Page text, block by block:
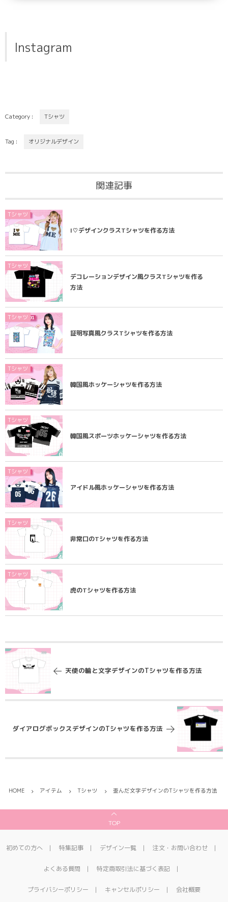
Instagram
Category : Tシャツ
Tag : オリジナルデザイン
関連記事
Tシャツ
I♡デザインクラスTシャツを作る方法
Tシャツ
デコレーションデザイン風クラスTシャツを作る
方法
Tシャツ
証明写真風クラスTシャツを作る方法
Tシャツ
韓国風ホッケーシャツを作る方法
Tシャツ
韓国風スポーツホッケーシャツを作る方法
Tシャツ
アイドル風ホッケーシャツを作る方法
Tシャツ
非常口のTシャツを作る方法
Tシャツ
虎のTシャツを作る方法
天使の輪と文字デザインのTシャツを作る方法
ダイアログボックスデザインのTシャツを作る方法
HOME アイテム Tシャツ 歪んだ文字デザインのTシャツを作る方法
TOP
初めての方へ 特集記事 デザイン一覧 注文・お問い合わせ
よくある質問 特定商取引法に基づく表記
プライバシーポリシー キャンセルポリシー 会社概要